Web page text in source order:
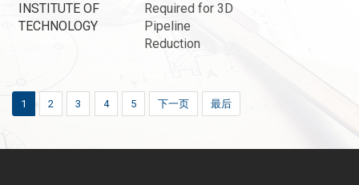
INSTITUTE OF
TECHNOLOGY
Required for 3D
Pipeline
Reduction
1 2 3 4 5 下一页 最后